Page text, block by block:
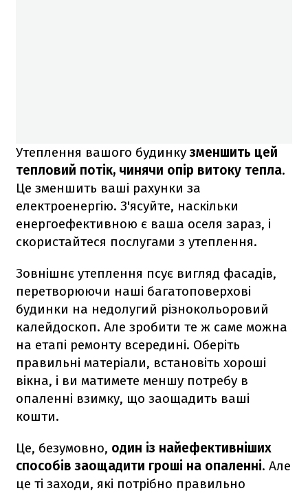
Утеплення вашого будинкузменшить цей
тепловий потік, чинячи опір витоку тепла.
Це зменшить ваші рахунки за
електроенергію. З'ясуйте, наскільки
енергоефективною є ваша оселя зараз, і
скористайтеся послугами з утеплення.
Зовнішнє утеплення псує вигляд фасадів,
перетворюючи наші багатоповерхові
будинки на недолугий різнокольоровий
калейдоскоп. Але зробити те ж саме можна
на етапі ремонту всередині. Оберіть
правильні матеріали, встановіть хороші
вікна, і ви матимете меншу потребу в
опаленні взимку, що заощадить ваші
кошти.
Це, безумовно, один із найефективніших
способів заощадити гроші на опаленні. Але
це ті заходи, які потрібно правильно